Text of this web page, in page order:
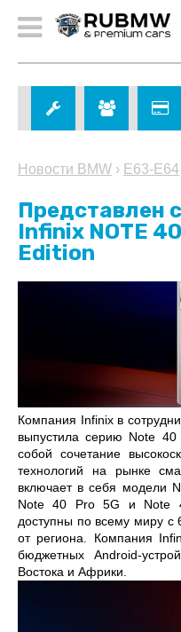
Новости BMW › E63-E64
Представлен
Infinix NOTE
Edition
Компания Infinix в
выпустила серию Note
собой сочетание
технологий на рынке
включает в себя модели
Note 40 Pro 5G и Note
доступны по всему миру с
от региона. Компания
бюджетных Android-
Востока и Африки.